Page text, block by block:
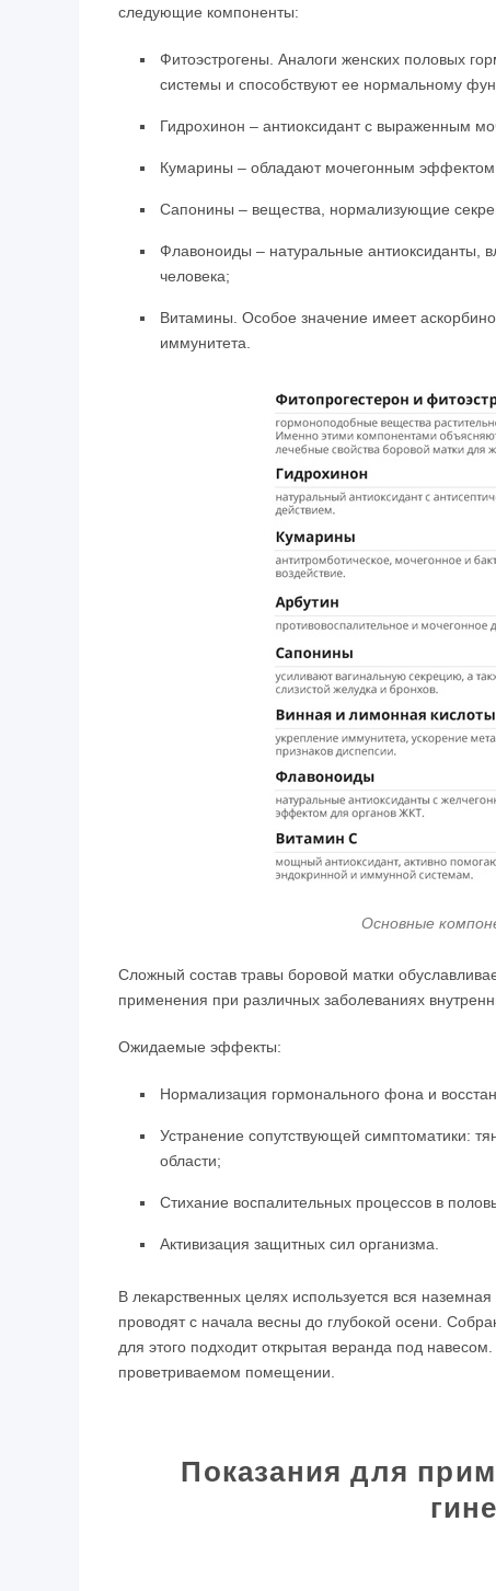
следующие компоненты:
Фитоэстрогены. Аналоги женских половых
системы и способствуют ее нормальному
Гидрохинон – антиоксидант с выраженным
Кумарины – обладают мочегонным
Сапонины – вещества, нормализующие
Флавоноиды – натуральные антиоксиданты,
человека;
Витамины. Особое значение имеет
иммунитета.
Основные
Сложный состав травы боровой матки
применения при различных заболеваниях
Ожидаемые эффекты:
Нормализация гормонального фона и
Устранение сопутствующей симптоматики:
области;
Стихание воспалительных процессов в
Активизация защитных сил организма.
В лекарственных целях используется вся
проводят с начала весны до глубокой осени.
для этого подходит открытая веранда под
проветриваемом помещении.
Показания для